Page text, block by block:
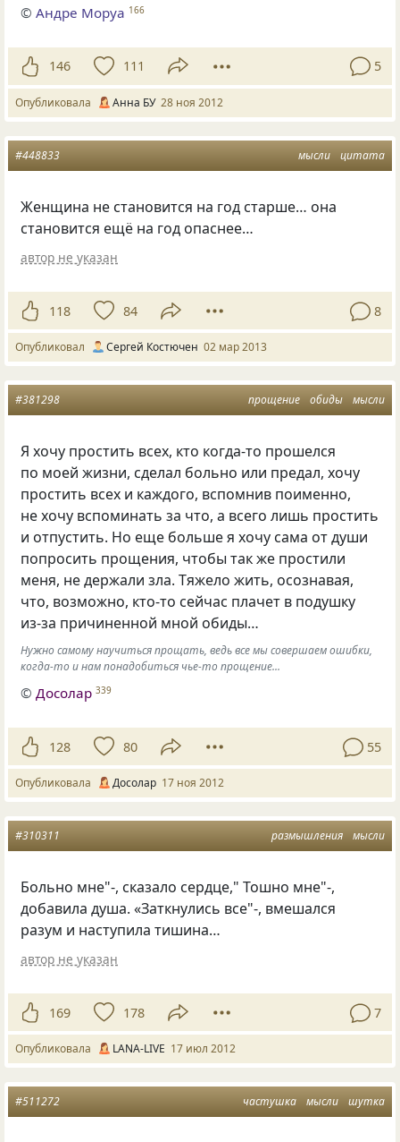
©Андре Моруа 166
146 111 5
Опубликовала Анна БУ 28 ноя 2012
мысли цитата
#448833
Женщина не становится на год старше… она
становится ещё на год опаснее…
автор не указан
118 84 8
Опубликовал Сергей Костючен 02 мар 2013
прощение обиды мысли
#381298
Я хочу простить всех, кто когда-то прошелся
по моей жизни, сделал больно или предал, хочу
простить всех и каждого, вспомнив поименно,
не хочу вспоминать за что, а всего лишь простить
и отпустить. Но еще больше я хочу сама от души
попросить прощения, чтобы так же простили
меня, не держали зла. Тяжело жить, осознавая,
что, возможно, кто-то сейчас плачет в подушку
из-за причиненной мной обиды…
Нужно самому научиться прощать, ведь все мы совершаем ошибки,
когда-то и нам понадобиться чье-то прощение...
©Досолар 339
128 80 55
Опубликовала Досолар 17 ноя 2012
размышления мысли
#310311
Больно мне"-, сказало сердце," Тошно мне"-,
добавила душа. «Заткнулись все"-, вмешался
разум и наступила тишина…
автор не указан
169 178 7
Опубликовала LANA-LIVE 17 июл 2012
частушка мысли шутка
#511272